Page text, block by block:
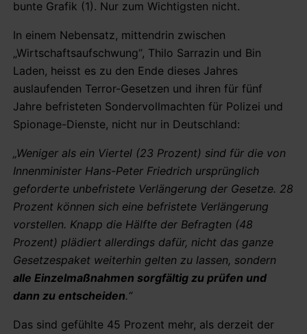
bunte Grafik (1). Nur zum Wichtigsten nicht.
In einem Nebensatz, mittendrin zwischen
„Wirtschaftsaufschwung“, Thilo Sarrazin und Bin
Laden, heisst es zu den Ende dieses Jahres
auslaufenden Terror-Gesetzen und ihren für fünf
Jahre befristeten Sondervollmachten für Polizei und
Spionage-Dienste, nicht nur in Deutschland:
„Weniger als ein Viertel (23 Prozent) sind für die von
Innenminister Hans-Peter Friedrich ursprünglich
geforderte unbefristete Verlängerung der Gesetze. 28
Prozent können sich eine befristete Verlängerung
vorstellen. Knapp die Hälfte der Befragten (48
Prozent) plädiert allerdings dafür, nicht das ganze
Gesetzespaket weiterhin gelten zu lassen, sondern
alle Einzelmaßnahmen sorgfältig zu prüfen und
dann zu entscheiden.“
Das sind gefühlte 45 Prozent mehr, als derzeit der